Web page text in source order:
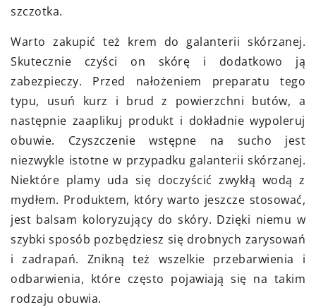
szczotka.
Warto zakupić też krem do galanterii skórzanej.
Skutecznie czyści on skórę i dodatkowo ją
zabezpieczy. Przed nałożeniem preparatu tego
typu, usuń kurz i brud z powierzchni butów, a
następnie zaaplikuj produkt i dokładnie wypoleruj
obuwie. Czyszczenie wstępne na sucho jest
niezwykle istotne w przypadku galanterii skórzanej.
Niektóre plamy uda się doczyścić zwykłą wodą z
mydłem. Produktem, który warto jeszcze stosować,
jest balsam koloryzujący do skóry. Dzięki niemu w
szybki sposób pozbędziesz się drobnych zarysowań
i zadrapań. Znikną też wszelkie przebarwienia i
odbarwienia, które często pojawiają się na takim
rodzaju obuwia.